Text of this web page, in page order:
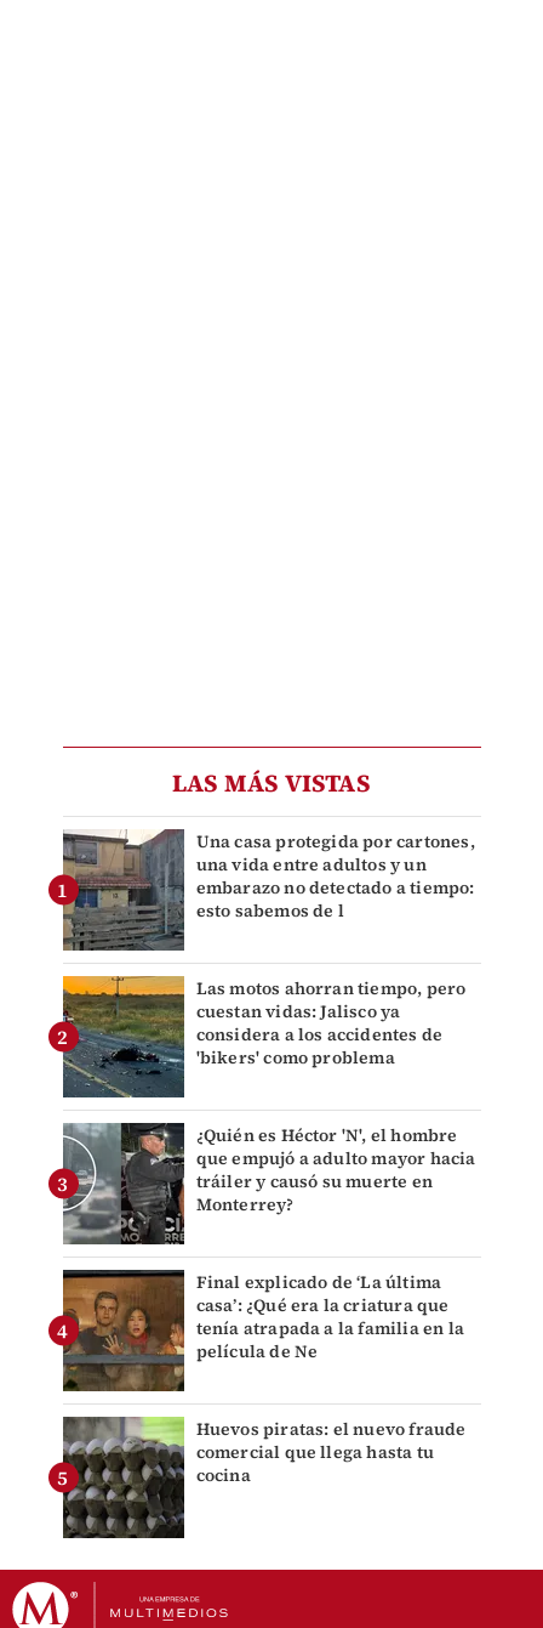
LAS MÁS VISTAS
Una casa protegida por cartones,
una vida entre adultos y un
embarazo no detectado a tiempo:
esto sabemos de l
Las motos ahorran tiempo, pero
cuestan vidas: Jalisco ya
considera a los accidentes de
'bikers' como problema
¿Quién es Héctor 'N', el hombre
que empujó a adulto mayor hacia
tráiler y causó su muerte en
Monterrey?
Final explicado de ‘La última
casa’: ¿Qué era la criatura que
tenía atrapada a la familia en la
película de Ne
Huevos piratas: el nuevo fraude
comercial que llega hasta tu
cocina